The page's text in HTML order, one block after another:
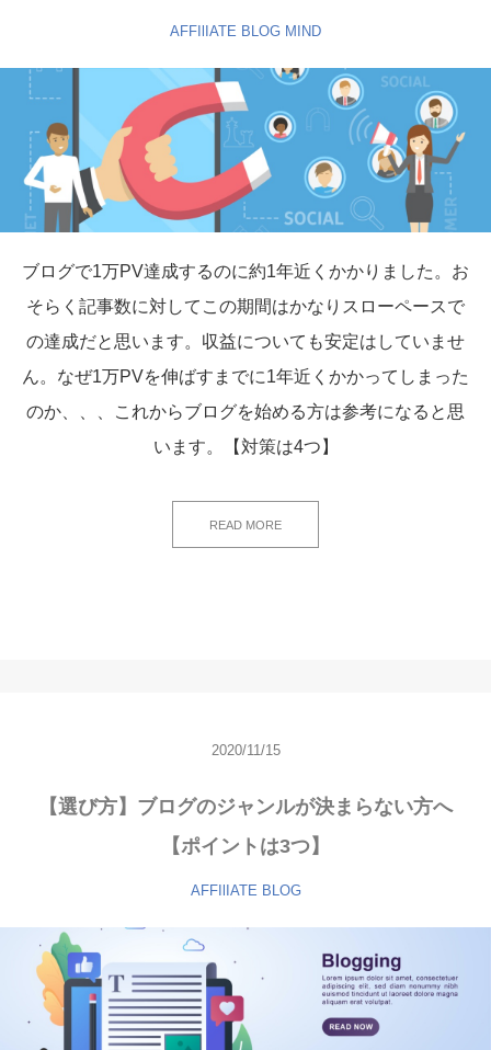
AFFIlIATE BLOG MIND
ブログで1万PV達成するのに約1年近くかかりました。お
そらく記事数に対してこの期間はかなりスローペースで
の達成だと思います。収益についても安定はしていませ
ん。なぜ1万PVを伸ばすまでに1年近くかかってしまった
のか、、、これからブログを始める方は参考になると思
います。【対策は4つ】
READ MORE
2020/11/15
【選び方】ブログのジャンルが決まらない方へ
【ポイントは3つ】
AFFIlIATE BLOG